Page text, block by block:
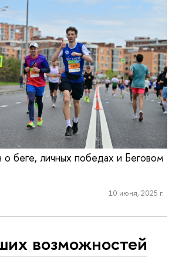
беге, личных победах и Беговом
10 июня, 2025 г.
возможностей